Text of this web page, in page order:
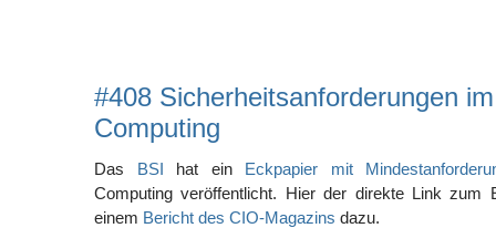
#408 Sicherheitsanforderungen
Computing
Das BSI hat ein Eckpapier mit
Computing veröffentlicht. Hier der direkte Link zum
einem Bericht des CIO-Magazins dazu.